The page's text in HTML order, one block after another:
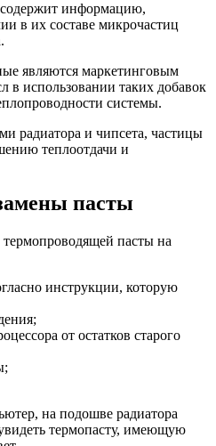
информацию,
в их составе микрочастиц
являются маркетинговым
в использовании таких добавок
системы.
радиатора и чипсета, частицы
теплоотдачи и
пасты
пасты на
инструкции, которую
от остатков старого
на подошве радиатора
термопасту, имеющую